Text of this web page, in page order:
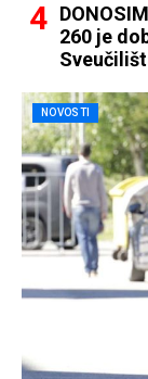
260 je
NOVOSTI